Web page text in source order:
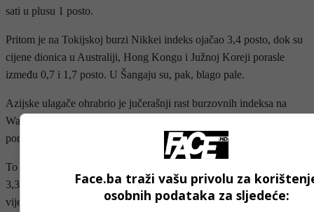
sati u plusu 1 posto.
Pritom je na Tokijskoj burzi Nikkei indeks ojačao 3,4 posto, dok su
cijene dionica u Australiji, Hong Kongu i Južnoj Koreji porasle
između 0,7 i 1,7 posto. U Šangaju su, pak, blago pale.
Azijske ulagače ohrabrio je jučerašnji rast burzovnih indeksa na
Wall Streetu. Dow Jones ojačao je 0,31 posto, dok je S&P 500
porastao 1,07, a Nasdaq indeks 2,17 posto.
To se ponajviše zahvaljuje rastu tehnološkog sektora za prosječno
3,3 posto. Pritom je cijena dionice Nvidie skočila 8 posto, nakon
vijesti da bi američke vlasti mogle dozvoliti izvoz naprednih čipova
Face.ba traži vašu privolu za
osobnih podataka za sljedeće: